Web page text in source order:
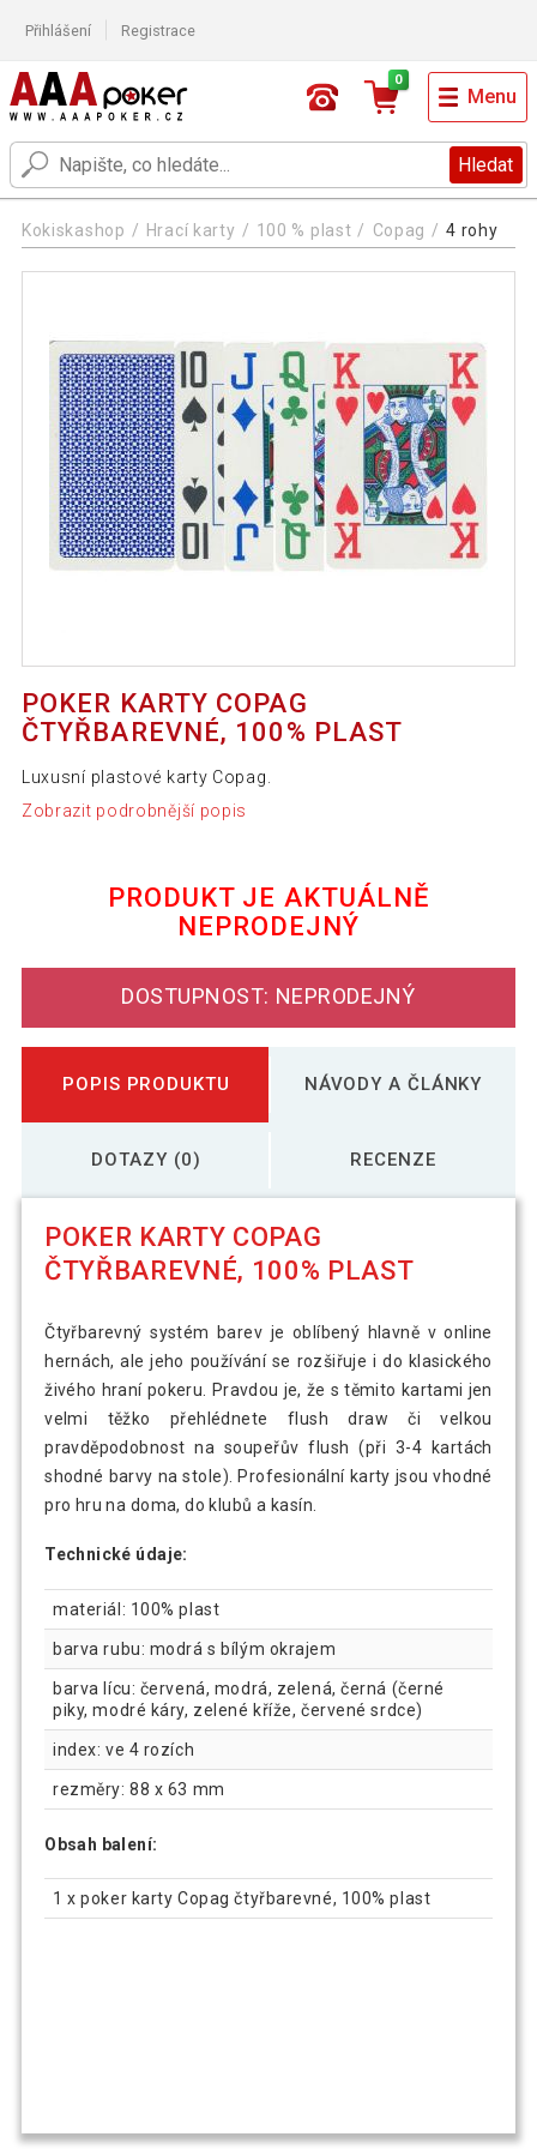
Přihlášení Registrace
Hledat
0
Menu
Kokiskashop Hrací karty 100 % plast Copag 4 rohy
POKER KARTY COPAG
ČTYŘBAREVNÉ, 100% PLAST
Luxusní plastové karty Copag.
Zobrazit podrobnější popis
PRODUKT JE AKTUÁLNĚ
NEPRODEJNÝ
DOSTUPNOST: NEPRODEJNÝ
POPIS PRODUKTU NÁVODY A ČLÁNKY
DOTAZY (0) RECENZE
POKER KARTY COPAG
ČTYŘBAREVNÉ, 100% PLAST
Čtyřbarevný systém barev je oblíbený hlavně v online
hernách, ale jeho používání se rozšiřuje i do klasického
živého hraní pokeru. Pravdou je, že s těmito kartami jen
velmi těžko přehlédnete flush draw či velkou
pravděpodobnost na soupeřův flush (při 3-4 kartách
shodné barvy na stole). Profesionální karty jsou vhodné
pro hru na doma, do klubů a kasín.
Technické údaje:
materiál: 100% plast
barva rubu: modrá s bílým okrajem
barva lícu: červená, modrá, zelená, černá (černé
piky, modré káry, zelené kříže, červené srdce)
index: ve 4 rozích
rezměry: 88 x 63 mm
Obsah balení:
1 x poker karty Copag čtyřbarevné, 100% plast